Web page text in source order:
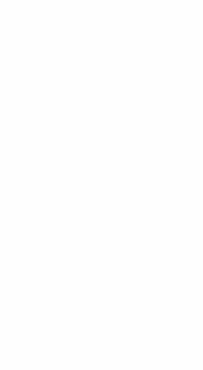
приёма